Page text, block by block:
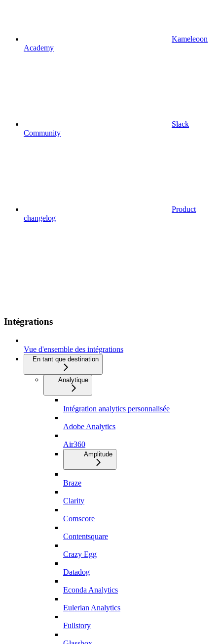
Kameleoon
Academy
Slack
Community
Product
changelog
Intégrations
Vue d'ensemble des intégrations
En tant que destination
Analytique
Intégration analytics personnalisée
Adobe Analytics
Air360
Amplitude
Braze
Clarity
Comscore
Contentsquare
Crazy Egg
Datadog
Econda Analytics
Eulerian Analytics
Fullstory